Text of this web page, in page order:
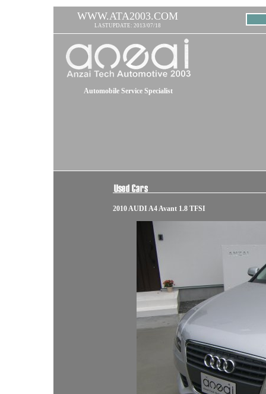
WWW.ATA2003.COM
LASTUPDATE: 2013/07/18
Automobile Service Specialist
2010 AUDI A4 Avant 1.8 TFSI